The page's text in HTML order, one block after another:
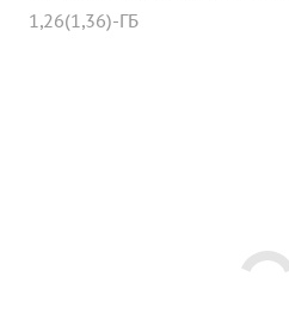
1,26(1,36)-ГБ